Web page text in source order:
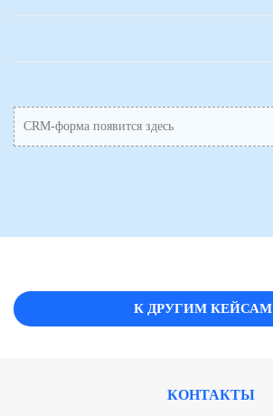
CRM-форма появится здесь
К ДРУГИМ КЕЙСАМ
КОНТАКТЫ